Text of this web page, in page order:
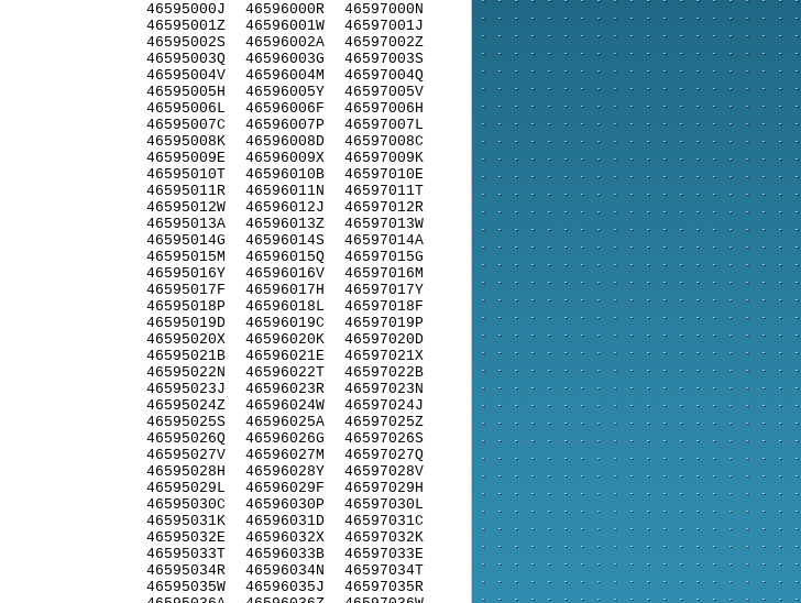
46595000J
46595001Z
46595002S
46595003Q
46595004V
46595005H
46595006L
46595007C
46595008K
46595009E
46595010T
46595011R
46595012W
46595013A
46595014G
46595015M
46595016Y
46595017F
46595018P
46595019D
46595020X
46595021B
46595022N
46595023J
46595024Z
46595025S
46595026Q
46595027V
46595028H
46595029L
46595030C
46595031K
46595032E
46595033T
46595034R
46595035W
46596000R
46596001W
46596002A
46596003G
46596004M
46596005Y
46596006F
46596007P
46596008D
46596009X
46596010B
46596011N
46596012J
46596013Z
46596014S
46596015Q
46596016V
46596017H
46596018L
46596019C
46596020K
46596021E
46596022T
46596023R
46596024W
46596025A
46596026G
46596027M
46596028Y
46596029F
46596030P
46596031D
46596032X
46596033B
46596034N
46596035J
46597000N
46597001J
46597002Z
46597003S
46597004Q
46597005V
46597006H
46597007L
46597008C
46597009K
46597010E
46597011T
46597012R
46597013W
46597014A
46597015G
46597016M
46597017Y
46597018F
46597019P
46597020D
46597021X
46597022B
46597023N
46597024J
46597025Z
46597026S
46597027Q
46597028V
46597029H
46597030L
46597031C
46597032K
46597033E
46597034T
46597035R